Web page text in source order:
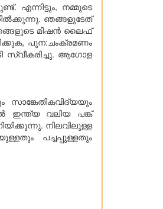
എന്നിട്ടും, നമ്മുടെ
ഞങ്ങളുടേത്
മിഷന്‍ ലൈഫ്
പുന:ചംക്രമണം
സ്വീകരിച്ചു. ആഗോള
വലിയ പങ്ക്
നിലവിലുള്ള
പച്ചപ്പുള്ളതും